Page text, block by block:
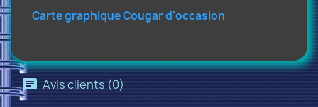
Carte graphique Cougar d'occasion
Avis clients (0)